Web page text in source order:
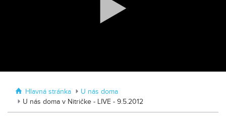
Hlavná stránka
U nás doma
U nás doma v Nitričke - LIVE - 9.5.2012